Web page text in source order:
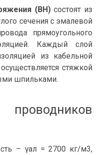
(ВН)состоят из
сечения с эмалевой
прямоугольного
Каждый слой
из кабельной
стяжкой
шпильками.
– γал = 2700 кг/м3,